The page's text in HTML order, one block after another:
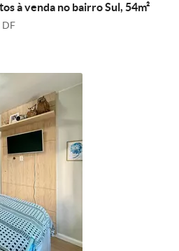
à venda no bairro Sul, 54m²
DF